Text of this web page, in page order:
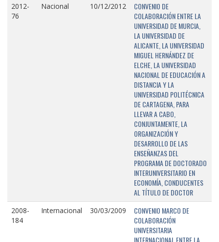
2012-
76
Nacional 10/12/2012
CONVENIO DE
COLABORACIÓN ENTRE LA
UNIVERSIDAD DE MURCIA,
LA UNIVERSIDAD DE
ALICANTE, LA UNIVERSIDAD
MIGUEL HERNÁNDEZ DE
ELCHE, LA UNIVERSIDAD
NACIONAL DE EDUCACIÓN A
DISTANCIA Y LA
UNIVERSIDAD POLITÉCNICA
DE CARTAGENA, PARA
LLEVAR A CABO,
CONJUNTAMENTE, LA
ORGANIZACIÓN Y
DESARROLLO DE LAS
ENSEÑANZAS DEL
PROGRAMA DE DOCTORADO
INTERUNIVERSITARIO EN
ECONOMÍA, CONDUCENTES
AL TÍTULO DE DOCTOR
2008-
184
Internacional 30/03/2009
CONVENIO MARCO DE
COLABORACIÓN
UNIVERSITARIA
INTERNACIONAL ENTRE LA